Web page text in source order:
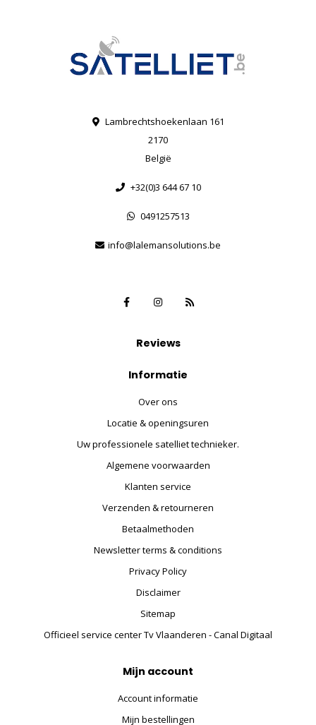
Lambrechtshoekenlaan 161
2170
België
+32(0)3 644 67 10
0491257513
info@lalemansolutions.be
Reviews
Informatie
Over ons
Locatie & openingsuren
Uw professionele satelliet technieker.
Algemene voorwaarden
Klanten service
Verzenden & retourneren
Betaalmethoden
Newsletter terms & conditions
Privacy Policy
Disclaimer
Sitemap
Officieel service center Tv Vlaanderen - Canal Digitaal
Mijn account
Account informatie
Mijn bestellingen